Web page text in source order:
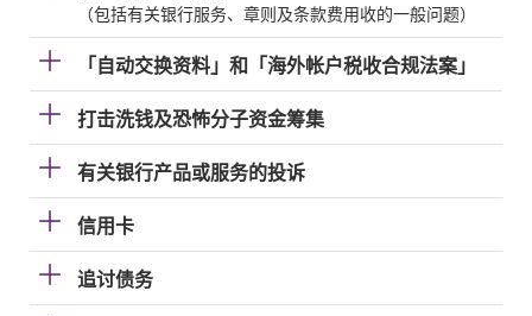
（包括有关银行服务、章则及条款费用收的一般问题）
「自动交换资料」和「海外帐户税收合规法案」
打击洗钱及恐怖分子资金筹集
有关银行产品或服务的投诉
信用卡
追讨债务